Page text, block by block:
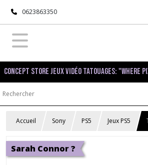
0623863350
Concept Store Jeux Vidéo Tatouages: "Where
Accueil Sony PS5 Jeux PS5
Sarah Connor ?